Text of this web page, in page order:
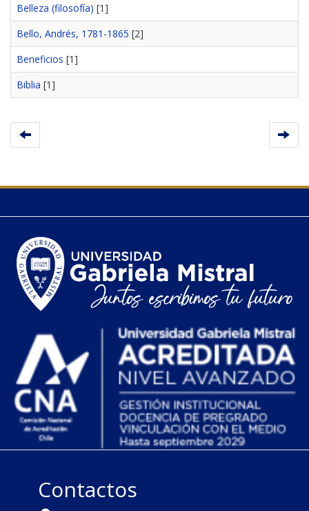
Belleza (filosofía) [1]
Bello, Andrés, 1781-1865 [2]
Beneficios [1]
Biblia [1]
Contactos